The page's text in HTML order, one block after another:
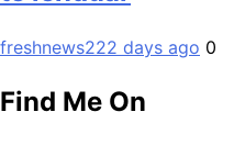
freshnews222 days ago 0
Find Me On